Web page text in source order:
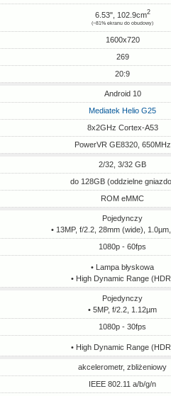
6.53", 102.9cm2
(~81% ekranu do obudowy)
1600x720
269
20:9
Android 10
Mediatek Helio G25
8x2GHz Cortex-A53
PowerVR GE8320, 650MHz
2/32, 3/32 GB
do 128GB (oddzielne
ROM eMMC
Pojedynczy
• 13MP, f/2.2, 28mm (wide),
1080p - 60fps
• Lampa błyskowa
• High Dynamic Range
Pojedynczy
• 5MP, f/2.2, 1.12µm
1080p - 30fps
• High Dynamic Range
akcelerometr, zbliżeniowy
IEEE 802.11 a/b/g/n